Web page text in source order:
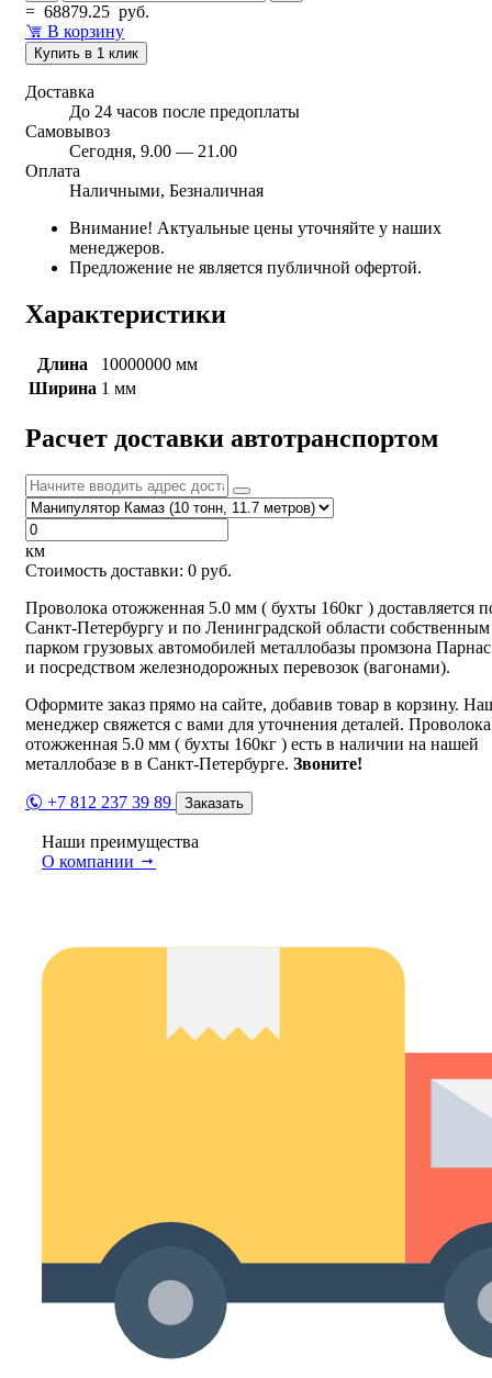
= 68879.25 руб.
В корзину
Купить в 1 клик
Доставка
До 24 часов после предоплаты
Самовывоз
Сегодня, 9.00 — 21.00
Оплата
Наличными, Безналичная
Внимание! Актуальные цены уточняйте у наших
менеджеров.
Предложение не является публичной офертой.
Характеристики
Длина
10000000 мм
Ширина 1 мм
Расчет доставки автотранспортом
км
Стоимость доставки: 0 руб.
Проволока отожженная 5.0 мм ( бухты 160кг ) доставляется
Санкт-Петербургу и по Ленинградской области собственным
парком грузовых автомобилей металлобазы промзона Парнас
и посредством железнодорожных перевозок (вагонами).
Оформите заказ прямо на сайте, добавив товар в корзину.
менеджер свяжется с вами для уточнения деталей. Проволока
отожженная 5.0 мм ( бухты 160кг ) есть в наличии на нашей
металлобазе в в Санкт-Петербурге. Звоните!
+7 812 237 39 89 Заказать
Наши преимущества
О компании